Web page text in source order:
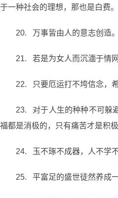
于一种社会的理想，那也是白
20. 万事皆由人的意志创造
21. 若是为女人而沉湎于情
22. 只要厄运打不垮信念，
23. 对于人生的种种不可躲
福都是消极的，只有痛苦才是积
24. 玉不琢不成器，人不学不
25. 平富足的盛世徒然养成